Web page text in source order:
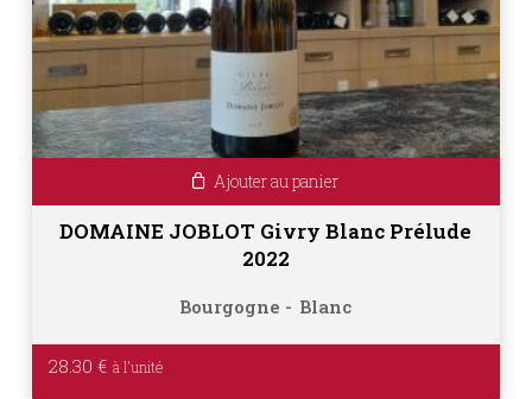
Ajouter au panier
DOMAINE JOBLOT Givry Blanc Prélude
2022
Bourgogne Blanc
28.30 €